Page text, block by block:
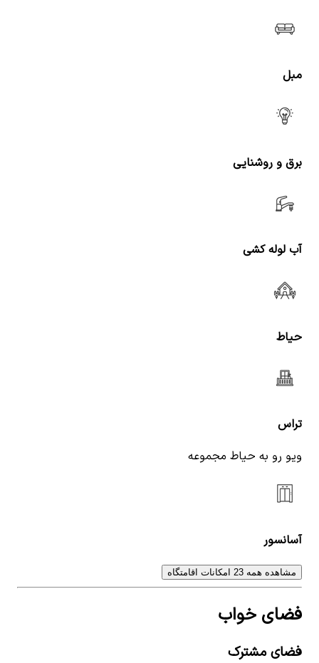
مبل
برق و روشنایی
آب لوله کشی
حیاط
تراس
ویو رو به حیاط مجموعه
آسانسور
مشاهده همه 23 امکانات اقامتگاه
فضای خواب
فضای مشترک